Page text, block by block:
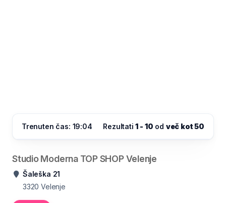
Trenuten čas: 19:04 Rezultati1 - 10 od več kot 50
Studio Moderna TOP SHOP Velenje
Šaleška 21
3320 Velenje